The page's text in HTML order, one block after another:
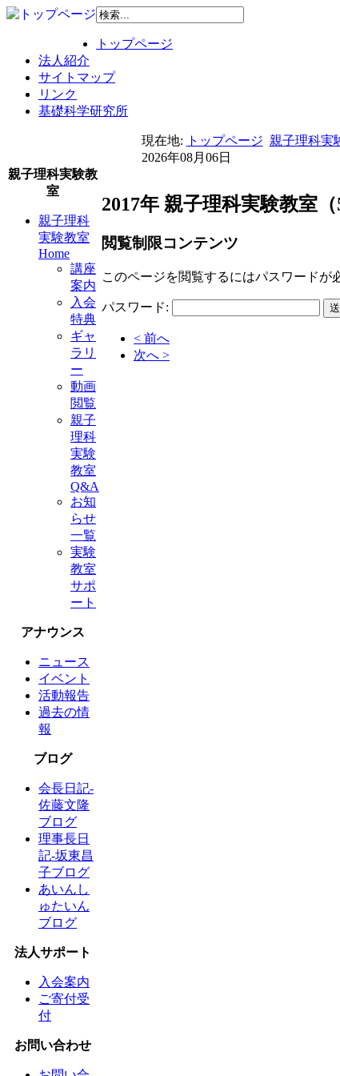
トップページ
法人紹介
サイトマップ
リンク
基礎科学研究所
現在地: トップページ 親子理科実
2026年08月06日
親子理科実験教
室
親子理科
実験教室
Home
講座
案内
入会
特典
ギャ
ラリ
ー
動画
閲覧
親子
理科
実験
教室
Q&A
お知
らせ
一覧
実験
教室
サポ
ート
アナウンス
ニュース
イベント
活動報告
過去の情
報
ブログ
会長日記-
佐藤文隆
ブログ
理事長日
記-坂東昌
子ブログ
あいんし
ゅたいん
ブログ
法人サポート
入会案内
ご寄付受
付
お問い合わせ
2017年 親子理科実験教室
閲覧制限コンテンツ
このページを閲覧するにはパスワードが
パスワード:
< 前へ
次へ >